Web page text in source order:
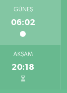
GÜNEŞ
06:02
AKŞAM
20:18